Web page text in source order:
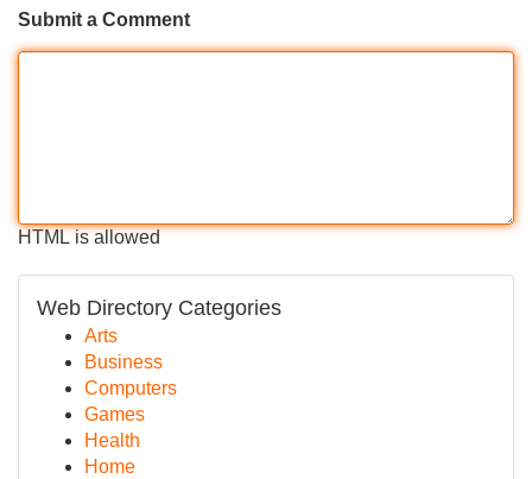
Submit a Comment
HTML is allowed
Web Directory Categories
Arts
Business
Computers
Games
Health
Home